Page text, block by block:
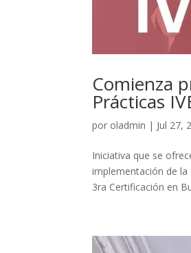
Comienza
Prácticas
por oladmin | Jul 27,
Iniciativa que se
implementación de la
3ra Certificación en